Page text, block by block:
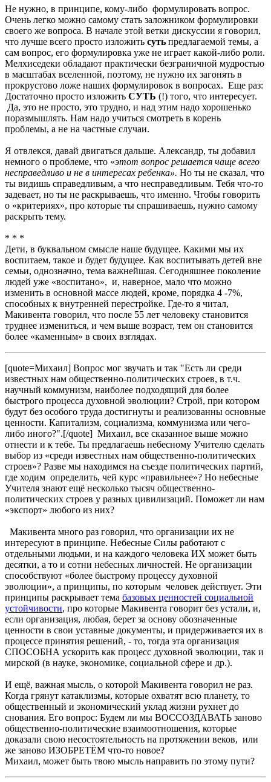
Не нужно, в принципе, кому-либо формулировать вопрос.
Очень легко можно самому стать заложником формулировки
своего же вопроса. В начале этой ветки дискуссии я говорил,
что лучше всего просто изложить суть предлагаемой темы, а
сам вопрос, его формулировка уже не играет какой-либо роли.
Мелхиседеки обладают практически безграничной мудростью
в масштабах вселенной, поэтому, не нужно их загонять в
прокрустово ложе наших формулировок в вопросах. Еще раз:
Достаточно просто изложить СУТЬ (!) того, что интересует.
Да, это не просто, это трудно, и над этим надо хорошенько
поразмышлять. Нам надо учиться смотреть в корень
проблемы, а не на частные случаи.
Я отвлекся, давай двигаться дальше. Александр, ты добавил
немного о проблеме, что «этот вопрос решается чаще всего
несправедливо и не в интересах ребенка». Но ты не сказал, что
ты видишь справедливым, а что несправедливым. Тебя что-то
задевает, но ты не раскрываешь, что именно. Чтобы говорить
о «критериях», про которые ты спрашиваешь, нужно самому
раскрыть тему.
* * *
Дети, в буквальном смысле наше будущее. Какими мы их
воспитаем, такое и будет будущее. Как воспитывать детей вне
семьи, однозначно, тема важнейшая. Сегодняшнее поколение
людей уже «воспитано», и, наверное, мало что можно
изменить в основной массе людей, кроме, порядка 4 -7%,
способных к внутренней перестройке. Где-то я читал,
Макивента говорил, что после 55 лет человеку становится
труднее измениться, и чем выше возраст, тем он становится
более «каменным» в своих взглядах.
[quote=Михаил] Вопрос мог звучать и так "Есть ли среди
известных нам общественно-политических строев, в т.ч.
научный коммунизм, наиболее подходящий для более
быстрого процесса духовной эволюции? Строй, при котором
будут без особого труда достигнуты и реализованны основные
ценности. Капитализм, социализма, коммунизма или чего-
либо иного?".[/quote] Михаил, все сказанное выше можно
отнести и к тебе. Ты предлагаешь небесному Учителю сделать
выбор из «среди известных нам общественно-политических
строев»? Разве мы находимся на съезде политических партий,
где ходим определить, чей курс «правильнее»? Но небесные
Учителя знают ещё несколько тысяч общественно-
политических строев у разных цивилизаций. Поможет ли нам
«экспорт» любого из них?
Макивента много раз говорил, что организации их не
интересуют в принципе. Небесные Силы работают с
отдельными людьми, и на каждого человека ИХ может быть
десятки, а то и сотни небесных личностей. Не организации
способствуют «более быстрому процессу духовной
эволюции», а принципы, по которым человек действует. Эти
принципы раскрывает тема базовых ценностей социальной
устойчивости, про которые Макивента говорит без устали, и,
если организация, любая, берет за основу обозначенные
ценности в свои уставные документы, и придерживается их в
процессе принятия решений, - то, тогда эта организация
СПОСОБНА ускорить как процесс духовной эволюции, так и
мирской (в науке, экономике, социальной сфере и др.).
И ещё, важная мысль, о которой Макивента говорил не раз.
Когда грянут катаклизмы, которые охватят всю планету, то
общественный и экономический уклад жизни рухнет до
снования. Его вопрос: Будем ли мы ВОССОЗДАВАТЬ заново
общественно-политические взаимоотношения, которые
доказали свою несостоятельность на протяжении веков, или
же заново ИЗОБРЕТЁМ что-то новое?
Михаил, может быть твою мысль направить по этому пути?